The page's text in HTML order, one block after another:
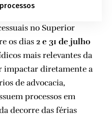
no Superior
os dias 2 e 31 de julho
mais relevantes da
impactar diretamente a
de advocacia,
processos em
decorre das férias